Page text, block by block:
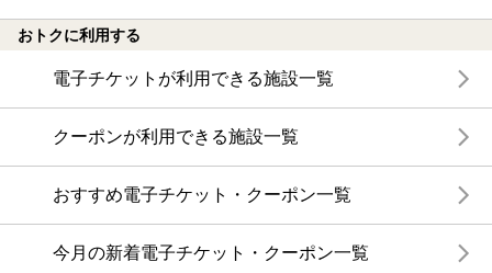
おトクに利用する
電子チケットが利用できる施設一覧
クーポンが利用できる施設一覧
おすすめ電子チケット・クーポン一覧
今月の新着電子チケット・クーポン一覧